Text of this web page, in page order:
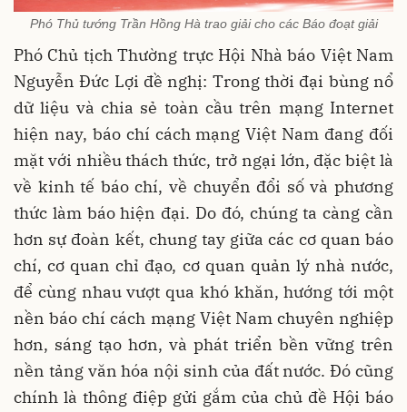
Phó Thủ tướng Trần Hồng Hà trao giải cho các Báo đoạt giải
Phó Chủ tịch Thường trực Hội Nhà báo Việt Nam
Nguyễn Đức Lợi đề nghị: Trong thời đại bùng nổ
dữ liệu và chia sẻ toàn cầu trên mạng Internet
hiện nay, báo chí cách mạng Việt Nam đang đối
mặt với nhiều thách thức, trở ngại lớn, đặc biệt là
về kinh tế báo chí, về chuyển đổi số và phương
thức làm báo hiện đại. Do đó, chúng ta càng cần
hơn sự đoàn kết, chung tay giữa các cơ quan báo
chí, cơ quan chỉ đạo, cơ quan quản lý nhà nước,
để cùng nhau vượt qua khó khăn, hướng tới một
nền báo chí cách mạng Việt Nam chuyên nghiệp
hơn, sáng tạo hơn, và phát triển bền vững trên
nền tảng văn hóa nội sinh của đất nước. Đó cũng
chính là thông điệp gửi gắm của chủ đề Hội báo